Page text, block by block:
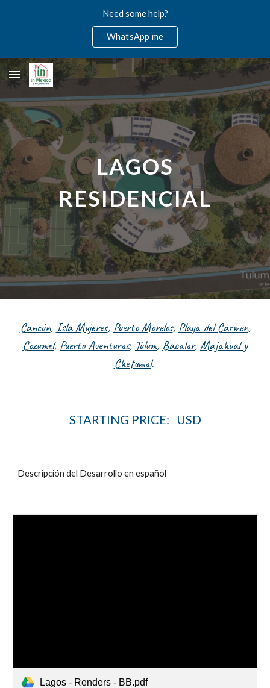
Need some help?
WhatsApp me
LAGOS
RESIDENCIAL
Cancún, Isla Mujeres, Puerto Morelos, Playa del Carmen,
Cozumel, Puerto Aventuras, Tulum, Bacalar, Majahualy
Chetumal.
STARTING PRICE: USD
Descripción del Desarrollo en español
Lagos - Renders - BB.pdf